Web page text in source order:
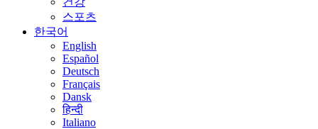
스포츠
한국어
English
Español
Deutsch
Français
Dansk
हिन्दी
Italiano